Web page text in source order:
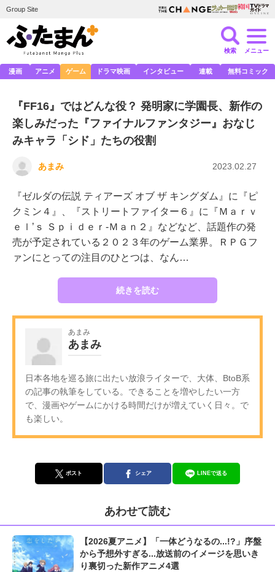
Group Site
検索 メニュー
漫画 アニメ ゲーム ドラマ映画 インタビュー 連載 無料コミック
『FF16』ではどんな役？ 発明家に学園長、新作の
楽しみだった『ファイナルファンタジー』おなじ
みキャラ「シド」たちの役割
あまみ 2023.02.27
『ゼルダの伝説 ティアーズ オブ ザ キングダム』に『ピ
クミン４』、『ストリートファイター６』に『Ｍａｒｖ
ｅｌ’ｓ Ｓｐｉｄｅｒ-Ｍａｎ２』などなど、話題作の発
売が予定されている２０２３年のゲーム業界。ＲＰＧフ
ァンにとっての注目のひとつは、なん…
続きを読む
あまみ
あまみ
日本各地を巡る旅に出たい放浪ライターで、大体、BtoB系
の記事の執筆をしている。できることを増やしたい一方
で、漫画やゲームにかける時間だけが増えていく日々。で
も楽しい。
ポスト シェア LINEで送る
あわせて読む
【2026夏アニメ】「一体どうなるの...!?」序盤
から予想外すぎる...放送前のイメージを思いき
り裏切った新作アニメ4選